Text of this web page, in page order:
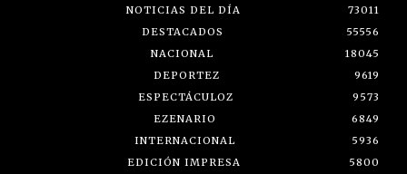
NOTICIAS DEL DÍA
73011
DESTACADOS
55556
NACIONAL
18045
DEPORTEZ
9619
ESPECTÁCULOZ
9573
EZENARIO
6849
INTERNACIONAL
5936
EDICIÓN IMPRESA
5800